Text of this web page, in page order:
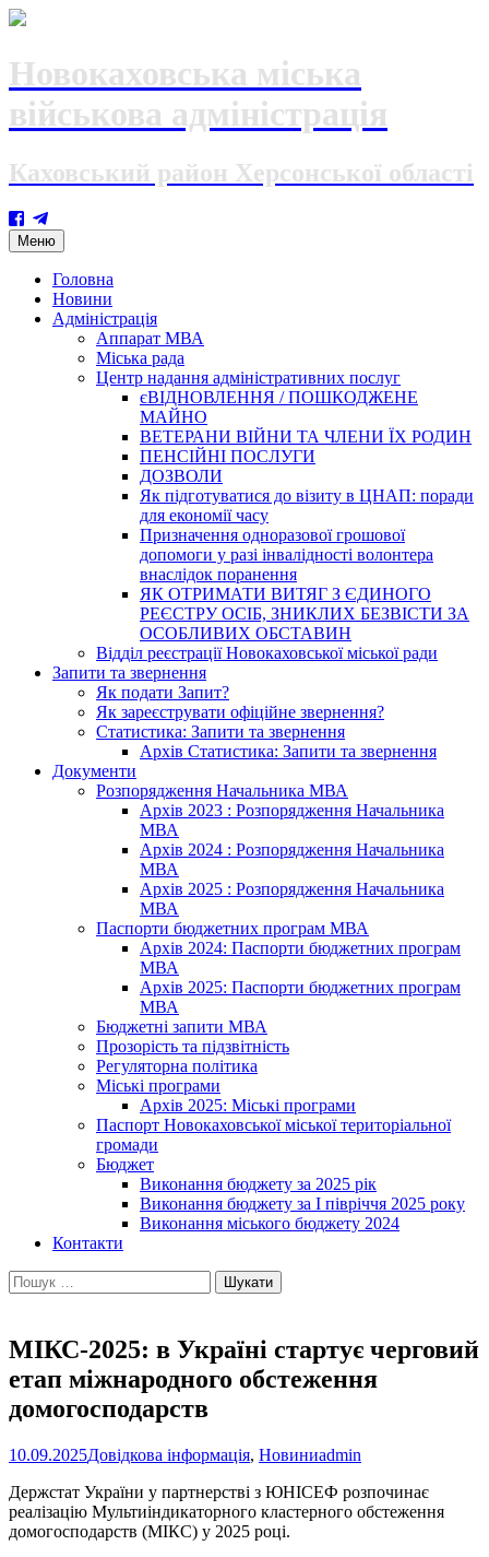
Новокаховська міська
військова адміністрація
Каховський район Херсонської області
Меню Skip
to
content
Головна
Новини
Адміністрація
Аппарат МВА
Міська рада
Центр надання адміністративних послуг
єВІДНОВЛЕННЯ / ПОШКОДЖЕНЕ
МАЙНО
ВЕТЕРАНИ ВІЙНИ ТА ЧЛЕНИ ЇХ РОДИН
ПЕНСІЙНІ ПОСЛУГИ
ДОЗВОЛИ
Як підготуватися до візиту в ЦНАП: поради
для економії часу
Призначення одноразової грошової
допомоги у разі інвалідності волонтера
внаслідок поранення
ЯК ОТРИМАТИ ВИТЯГ З ЄДИНОГО
РЕЄСТРУ ОСІБ, ЗНИКЛИХ БЕЗВІСТИ ЗА
ОСОБЛИВИХ ОБСТАВИН
Відділ реєстрації Новокаховської міської ради
Запити та звернення
Як подати Запит?
Як зареєструвати офіційне звернення?
Статистика: Запити та звернення
Архів Статистика: Запити та звернення
Документи
Розпорядження Начальника МВА
Архів 2023 : Розпорядження Начальника
МВА
Архів 2024 : Розпорядження Начальника
МВА
Архів 2025 : Розпорядження Начальника
МВА
Паспорти бюджетних програм МВА
Архів 2024: Паспорти бюджетних програм
МВА
Архів 2025: Паспорти бюджетних програм
МВА
Бюджетні запити МВА
Прозорість та підзвітність
Регуляторна політика
Міські програми
Архів 2025: Міські програми
Паспорт Новокаховської міської територіальної
громади
Бюджет
Виконання бюджету за 2025 рік
Виконання бюджету за І півріччя 2025 року
Виконання міського бюджету 2024
Контакти
Пошук:
МІКС-2025: в Україні стартує черговий
етап міжнародного обстеження
домогосподарств
10.09.2025Довідкова інформація, Новиниadmin
Держстат України у партнерстві з ЮНІСЕФ розпочинає
реалізацію Мультиіндикаторного кластерного обстеження
домогосподарств (МІКС) у 2025 році.